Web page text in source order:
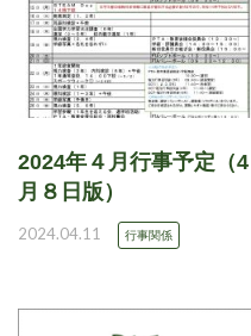
2024年４月行事予定（4
月８日版）
2024.04.11 行事関係